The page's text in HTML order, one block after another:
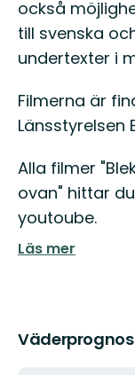
också
till svenska
undertexter i
Filmerna är
Länsstyrelsen
Alla filmer
ovan" hittar du
youtoube.
Läs mer
Väderprognos